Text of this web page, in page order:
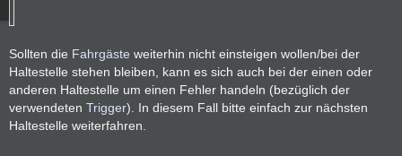
Sollten die Fahrgäste weiterhin nicht einsteigen wollen/bei der
Haltestelle stehen bleiben, kann es sich auch bei der einen oder
anderen Haltestelle um einen Fehler handeln (bezüglich der
verwendeten Trigger). In diesem Fall bitte einfach zur nächsten
Haltestelle weiterfahren.